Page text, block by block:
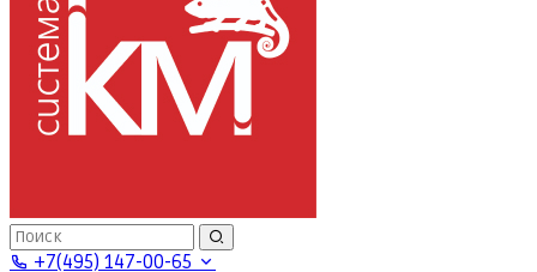
+7(495) 147-00-65